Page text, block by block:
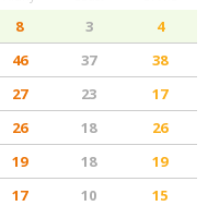
8 3
4
46 37
38
27 23
17
26 18
26
19 18
19
17 10
15